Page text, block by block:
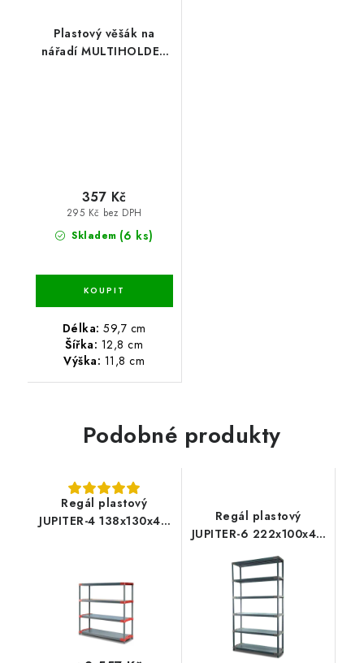
Plastový věšák na
nářadí MULTIHOLDER
Skladem (6 ks)
295 Kč bez DPH
357 Kč
Délka: 59,7 cm
Šířka: 12,8 cm
Výška: 11,8 cm
Podobné produkty
Regál plastový
JUPITER-4 138x130x46
Regál plastový
JUPITER-6 222x100x46